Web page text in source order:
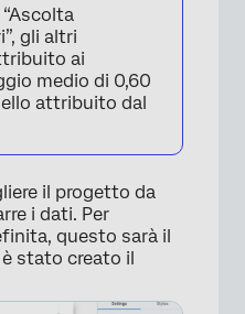
“Ascolta
gli altri
ai
medio di 0,60
attribuito dal
il progetto da
i dati. Per
questo sarà il
stato creato il